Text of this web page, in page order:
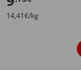
14,41€/kg